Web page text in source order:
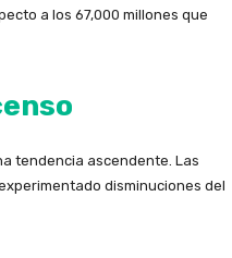
a los 67,000 millones que
tendencia ascendente. Las
disminuciones del